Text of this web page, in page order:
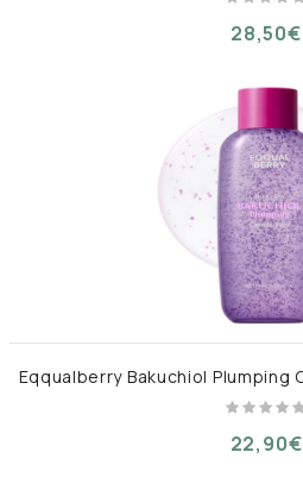
28,50€
22,90€